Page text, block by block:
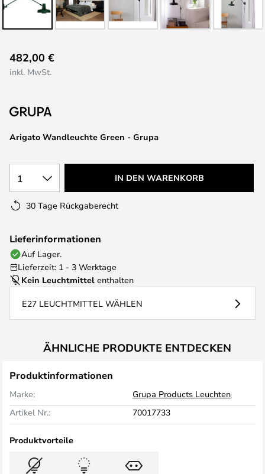
Anfang
der
springen
Arigato Wandleuchte Green - Grupa
482,00 €
inkl. MwSt.
1 IN DEN WARENKORB
30 Tage Rückgaberecht
Lieferinformationen
Auf Lager.
Lieferzeit: 1 - 3 Werktage
Kein Leuchtmittel enthalten
E27 LEUCHTMITTEL WÄHLEN
ÄHNLICHE PRODUKTE ENTDECKEN
Produktinformationen
Marke:
Grupa Products Leuchten
Artikel Nr.:
70017733
Produktvorteile